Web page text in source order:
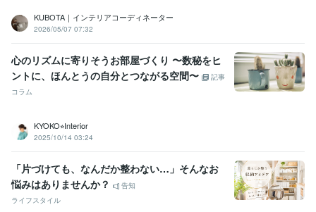
KUBOTA｜インテリアコーディネーター
2026/05/07 07:32
心のリズムに寄りそうお部屋づくり 〜数秘をヒ
ントに、ほんとうの自分とつながる空間〜
記事
コラム
KYOKO⭐︎Interior
2025/10/14 03:24
「片づけても、なんだか整わない…」そんなお
悩みはありませんか？
告知
ライフスタイル